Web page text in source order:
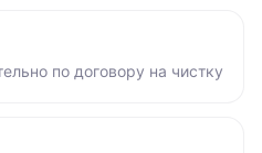
по договору на чистку